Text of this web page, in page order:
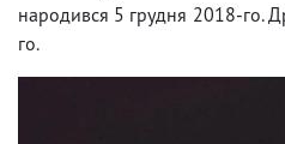
народився 5 грудня 2018-го.
го.